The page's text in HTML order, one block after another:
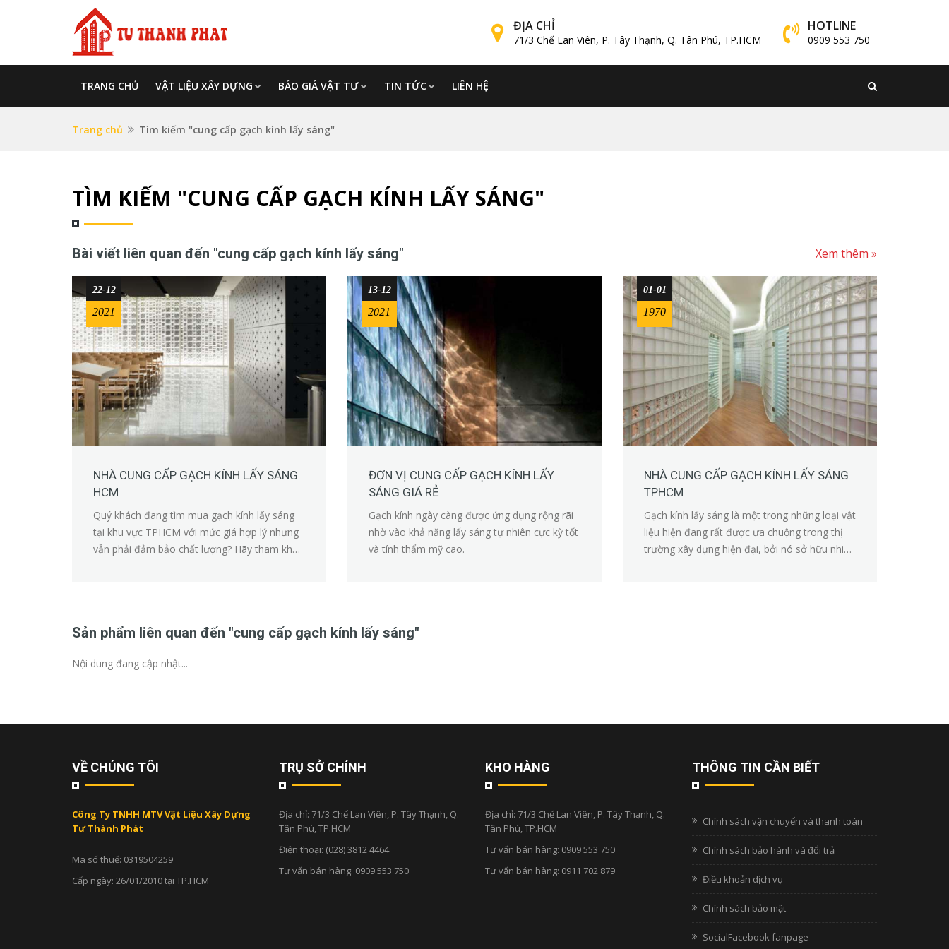
ĐỊA CHỈ
71/3 Chế Lan Viên, P. Tây Thạnh, Q. Tân Phú, TP.HCM
HOTLINE
0909 553 750
TRANG CHỦ VẬT LIỆU XÂY DỰNG BÁO GIÁ VẬT TƯ TIN TỨC LIÊN HỆ
Trang chủ Tìm kiếm "cung cấp gạch kính lấy sáng"
TÌM KIẾM "CUNG CẤP GẠCH KÍNH LẤY SÁNG"
Bài viết liên quan đến "cung cấp gạch kính lấy sáng" Xem thêm »
NHÀ CUNG CẤP GẠCH KÍNH LẤY SÁNG
HCM
22-12
2021
Quý khách đang tìm mua gạch kính lấy sáng
tại khu vực TPHCM với mức giá hợp lý nhưng
vẫn phải đảm bảo chất lượng? Hãy tham khảo
ĐƠN VỊ CUNG CẤP GẠCH KÍNH LẤY
SÁNG GIÁ RẺ
13-12
2021
Gạch kính ngày càng được ứng dụng rộng rãi
nhờ vào khả năng lấy sáng tự nhiên cực kỳ tốt
và tính thẩm mỹ cao.
NHÀ CUNG CẤP GẠCH KÍNH LẤY SÁNG
TPHCM
01-01
1970
Gạch kính lấy sáng là một trong những loại vật
liệu hiện đang rất được ưa chuộng trong thị
trường xây dựng hiện đại, bởi nó sở hữu nhiều
Sản phẩm liên quan đến "cung cấp gạch kính lấy sáng"
Nội dung đang cập nhật...
VỀ CHÚNG TÔI
Công Ty TNHH MTV Vật Liệu Xây Dựng
Tư Thành Phát
Mã số thuế: 0319504259
Cấp ngày: 26/01/2010 tại TP.HCM
TRỤ SỞ CHÍNH
Địa chỉ: 71/3 Chế Lan Viên, P. Tây Thạnh, Q.
Tân Phú, TP.HCM
Điện thoại: (028) 3812 4464
Tư vấn bán hàng: 0909 553 750
KHO HÀNG
Địa chỉ: 71/3 Chế Lan Viên, P. Tây Thạnh, Q.
Tân Phú, TP.HCM
Tư vấn bán hàng: 0909 553 750
Tư vấn bán hàng: 0911 702 879
THÔNG TIN CẦN BIẾT
Chính sách vận chuyển và thanh toán
Chính sách bảo hành và đổi trả
Điều khoản dịch vụ
Chính sách bảo mật
SocialFacebook fanpage